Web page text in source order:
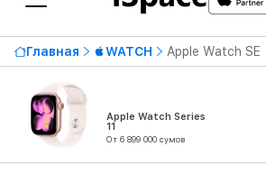
Главная WATCH Apple Watch SE
Apple Watch Series
11
От 6 899 000 сумов
Цена по возрастанию4 899 000 сумов
От